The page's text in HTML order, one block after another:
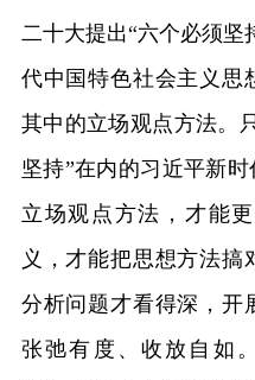
二十大提出“六个必须坚
代中国特色社会主义思
其中的立场观点方法。
坚持”在内的习近平新
立场观点方法，才能
义，才能把思想方法搞
分析问题才看得深，开
张弛有度、收放自如